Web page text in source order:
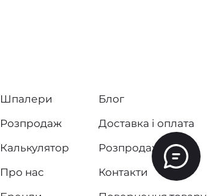
Шпалери
Розпродаж
Калькулятор
Про нас
Блог
Доставка і оплата
Розпродаж
Контакти